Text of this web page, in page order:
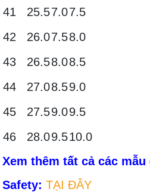
41
25.57.07.5
42
26.07.58.0
43
26.58.08.5
44
27.08.59.0
45
27.59.09.5
46
28.09.510.0
Xem thêm tất cả các mẫu
Safety:TẠI ĐÂY